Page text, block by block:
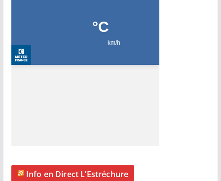
Info en Direct L’Estréchure